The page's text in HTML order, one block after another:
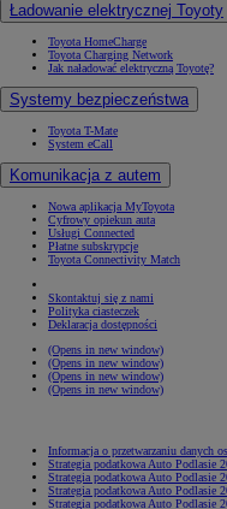
Ładowanie elektrycznej Toyoty
Toyota HomeCharge
Toyota Charging Network
Jak naładować elektryczną Toyotę?
Systemy bezpieczeństwa
Toyota T-Mate
System eCall
Komunikacja z autem
Nowa aplikacja MyToyota
Cyfrowy opiekun auta
Usługi Connected
Płatne subskrypcje
Toyota Connectivity Match
Skontaktuj się z nami
Polityka ciasteczek
Deklaracja dostępności
(Opens in new window)
(Opens in new window)
(Opens in new window)
(Opens in new window)
Informacja o przetwarzaniu danych
Strategia podatkowa Auto Podlasie
Strategia podatkowa Auto Podlasie
Strategia podatkowa Auto Podlasie
Strategia podatkowa Auto Podlasie